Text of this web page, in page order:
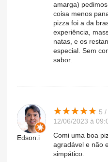
amarga)
coisa menos
pizza foi a da
experiência,
natas, e os
especial. Sem
sabor.
Edson.i
★★★★★
★★★★★ 5 /
12/06/2023 à
Comi uma boa
agradável e não
simpático.